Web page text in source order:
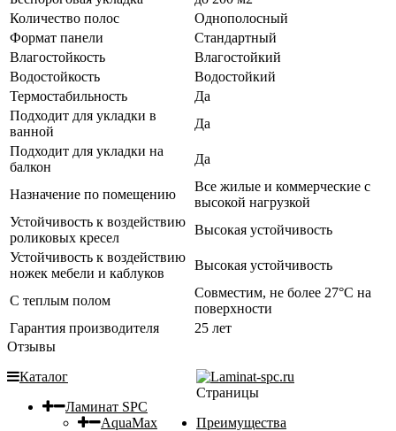
Количество полос
Однополосный
Формат панели
Стандартный
Влагостойкость
Влагостойкий
Водостойкость
Водостойкий
Термостабильность
Да
Подходит для укладки в
ванной
Да
Подходит для укладки на
балкон
Да
Назначение по помещению
Все жилые и коммерческие с
высокой нагрузкой
Устойчивость к воздействию
роликовых кресел
Высокая устойчивость
Устойчивость к воздействию
ножек мебели и каблуков
Высокая устойчивость
С теплым полом
Совместим, не более 27°C на
поверхности
Гарантия производителя
25 лет
Отзывы
Каталог
Ламинат SPC
AquaMax
Страницы
Преимущества